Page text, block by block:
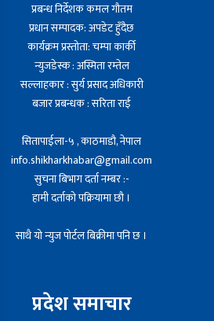
प्रबन्ध निर्देशक कमल गौतम
प्रधान सम्पादक: अपडेट हुँदैछ
कार्यक्रम प्रस्तोता: चम्पा कार्की
न्युजडेस्क : अस्मिता रम्तेल
सल्लाहकार : सुर्य प्रसाद अधिकारी
बजार प्रबन्धक : सरिता राई
सितापाईला-५ , काठमाडौ, नेपाल
info.shikharkhabar@gmail.com
सुचना बिभाग दर्ता नम्बर :-
हामी दर्ताको पक्रियामा छौ ।
साथै यो न्युज पोर्टल बिक्रीमा पनि छ ।
प्रदेश समाचार